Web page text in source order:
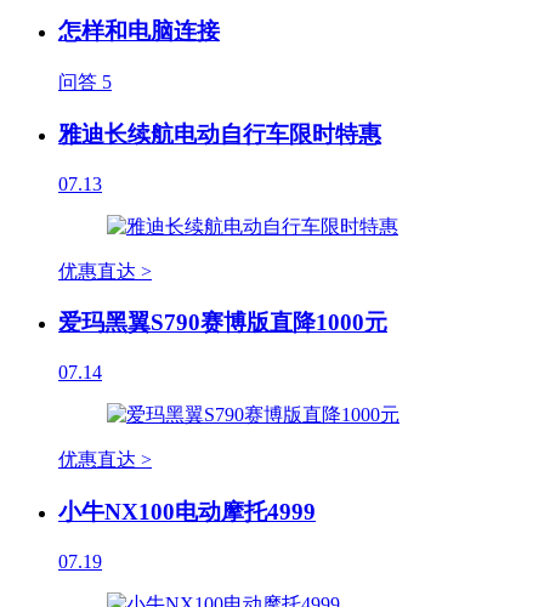
怎样和电脑连接
问答 5
雅迪长续航电动自行车限时特惠
07.13
优惠直达 >
爱玛黑翼S790赛博版直降1000元
07.14
优惠直达 >
小牛NX100电动摩托4999
07.19